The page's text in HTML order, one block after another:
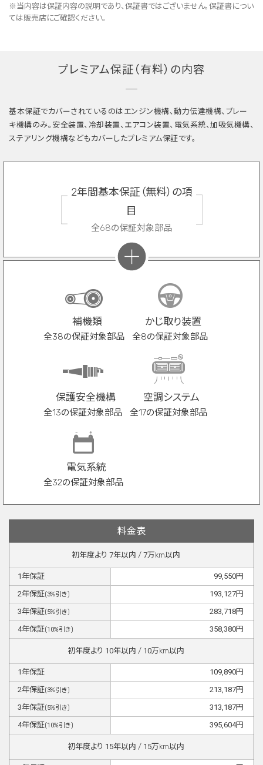
※当内容は保証内容の説明であり、保証書ではございません。保証書につい
ては販売店にご確認ください。
プレミアム保証（有料）の内容
基本保証でカバーされているのはエンジン機構、動力伝達機構、ブレー
キ機構のみ。安全装置、冷却装置、エアコン装置、電気系統、加吸気機構、
ステアリング機構などもカバーしたプレミアム保証です。
2年間基本保証（無料）の項
目
全68の保証対象部品
補機類
全38の保証対象部品
かじ取り装置
全8の保証対象部品
保護安全機構
全13の保証対象部品
空調システム
全17の保証対象部品
電気系統
全32の保証対象部品
料金表
初年度より 7年以内 / 7万km以内
1年保証 99,550円
2年保証(3%引き) 193,127円
3年保証(5%引き) 283,718円
4年保証(10%引き) 358,380円
初年度より 10年以内 / 10万km以内
1年保証 109,890円
2年保証(3%引き) 213,187円
3年保証(5%引き) 313,187円
4年保証(10%引き) 395,604円
初年度より 15年以内 / 15万km以内